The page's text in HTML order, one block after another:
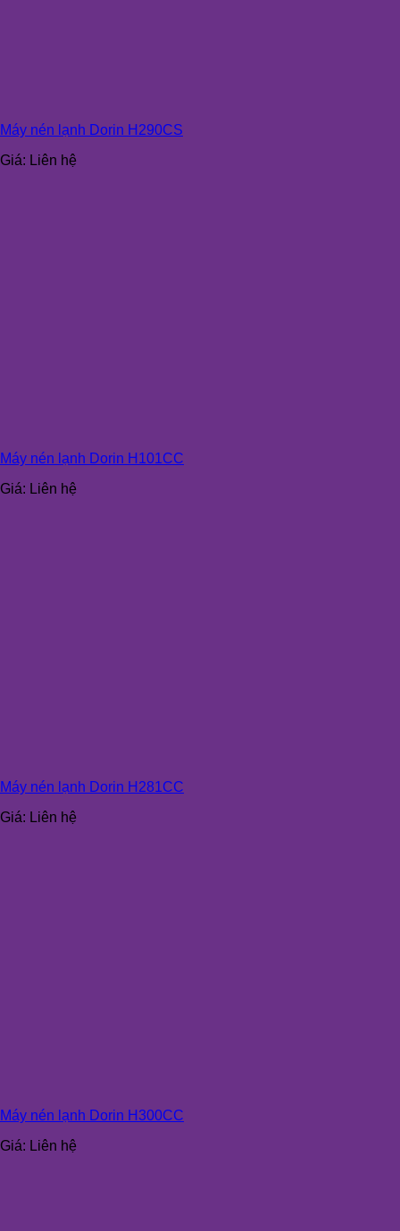
Máy nén lạnh Dorin H290CS
Giá: Liên hệ
Máy nén lạnh Dorin H101CC
Giá: Liên hệ
Máy nén lạnh Dorin H281CC
Giá: Liên hệ
Máy nén lạnh Dorin H300CC
Giá: Liên hệ